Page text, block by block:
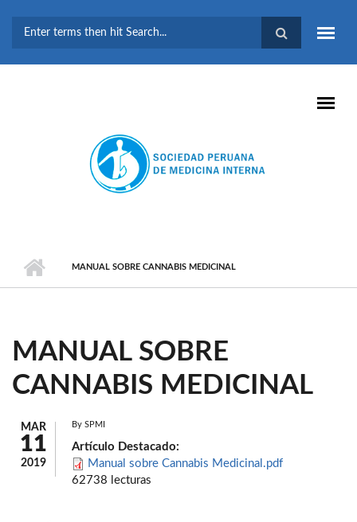
BÚSQUEDA
MANUAL SOBRE CANNABIS MEDICINAL
MANUAL SOBRE
CANNABIS MEDICINAL
MAR
11
2019
By SPMI
Artículo Destacado:
Manual sobre Cannabis Medicinal.pdf
62738 lecturas